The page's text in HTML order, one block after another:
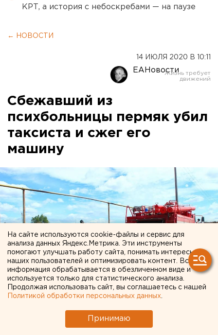
КРТ, а история с небоскребами — на паузе
← НОВОСТИ
14 ИЮЛЯ 2020 В 10:11
ЕАНовости
Сбежавший из
психбольницы пермяк убил
таксиста и сжег его
машину
© Алексей Колчин для ЕАН
На сайте используются cookie-файлы и сервис для
анализа данных Яндекс.Метрика. Эти инструменты
помогают улучшать работу сайта, понимать интересы
наших пользователей и оптимизировать контент. Вся
информация обрабатывается в обезличенном виде и
используется только для статистического анализа.
Продолжая использовать сайт, вы соглашаетесь с нашей
Политикой обработки персональных данных
Принимаю